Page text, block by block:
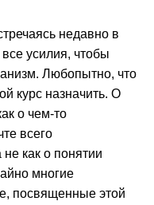
недавно в
усилия, чтобы
Любопытно, что
курс назначить. О
о чем-то
всего
не как о понятии
многие
посвященные этой